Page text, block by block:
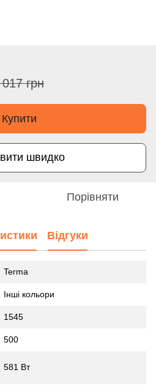
грн
Купити
швидко
Порівняти
Відгуки
Terma
Інші кольори
1545
500
581 Вт